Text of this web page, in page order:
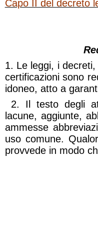
Capo II del decreto
1. Le leggi, i
certificazioni sono
idoneo, atto a
2. Il testo degli
lacune, aggiunte,
ammesse
uso comune.
provvede in modo